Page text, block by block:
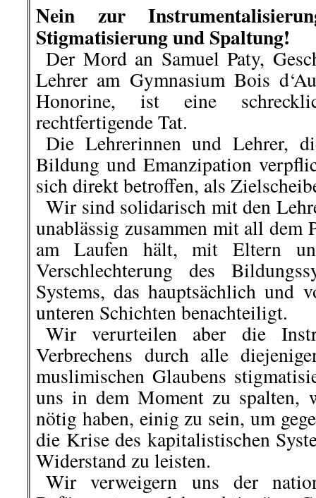
Nein zur
Stigmatisierung und Spaltung!
Der Mord an Samuel Paty,
Lehrer am Gymnasium Bois
Honorine, ist eine
rechtfertigende Tat.
Die Lehrerinnen und Lehrer,
Bildung und Emanzipation
sich direkt betroffen, als
Wir sind solidarisch mit den
unablässig zusammen mit all dem
am Laufen hält, mit Eltern
Verschlechterung des
Systems, das hauptsächlich und
unteren Schichten benachteiligt.
Wir verurteilen aber die
Verbrechens durch alle
muslimischen Glaubens
uns in dem Moment zu spalten,
nötig haben, einig zu sein, um
die Krise des kapitalistischen
Widerstand zu leisten.
Wir verweigern uns der